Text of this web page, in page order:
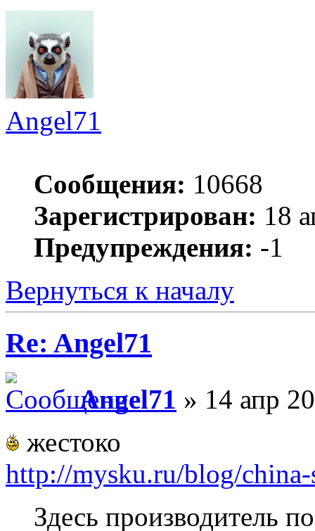
Angel71
Сообщения: 10668
Зарегистрирован: 18
Предупреждения: -1
Вернуться к началу
Re: Angel71
Angel71 » 14 апр
жестоко
http://mysku.ru/blog/
Здесь производитель